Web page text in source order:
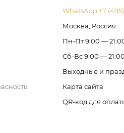
WhatsApp +7
Москва, Россия
Пн-Пт 9:00 —
Сб-Вс 9:00 — 21:00
Выходные и
Карта сайта
QR-код для